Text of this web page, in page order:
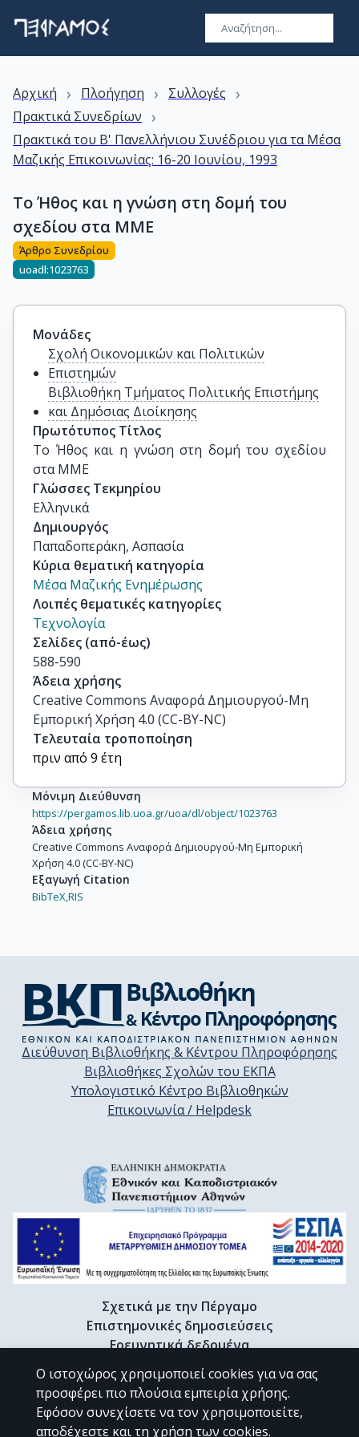
Αρχική › Πλοήγηση › Συλλογές ›
Πρακτικά Συνεδρίων ›
Πρακτικά του Β' Πανελλήνιου Συνέδριου για τα Μέσα
Μαζικής Επικοινωνίας: 16-20 Ιουνίου, 1993
Το Ήθος και η γνώση στη δομή του
σχεδίου στα ΜΜΕ
Άρθρο Συνεδρίου
uoadl:1023763
Μονάδες
Σχολή Οικονομικών και Πολιτικών
Επιστημών
Βιβλιοθήκη Τμήματος Πολιτικής Επιστήμης
και Δημόσιας Διοίκησης
Πρωτότυπος Τίτλος
Το Ήθος και η γνώση στη δομή του σχεδίου
στα ΜΜΕ
Γλώσσες Τεκμηρίου
Ελληνικά
Δημιουργός
Παπαδοπεράκη, Ασπασία
Κύρια θεματική κατηγορία
Μέσα Μαζικής Ενημέρωσης
Λοιπές θεματικές κατηγορίες
Τεχνολογία
Σελίδες (από-έως)
588-590
Άδεια χρήσης
Creative Commons Αναφορά Δημιουργού-Μη
Εμπορική Χρήση 4.0 (CC-BY-NC)
Τελευταία τροποποίηση
πριν από 9 έτη
Μόνιμη Διεύθυνση
https://pergamos.lib.uoa.gr/uoa/dl/object/1023763
Άδεια χρήσης
Creative Commons Αναφορά Δημιουργού-Μη Εμπορική
Χρήση 4.0 (CC-BY-NC)
Εξαγωγή Citation
BibTeX,RIS
Διεύθυνση Βιβλιοθήκης & Κέντρου Πληροφόρησης
Βιβλιοθήκες Σχολών του ΕΚΠΑ
Υπολογιστικό Κέντρο Βιβλιοθηκών
Επικοινωνία / Helpdesk
Σχετικά με την Πέργαμο
Επιστημονικές δημοσιεύσεις
Ερευνητικά δεδομένα
Διδακτορικές διατριβές & Γκρίζα βιβλιογραφία
Προφίλ Ερευνητή
Ο ιστοχώρος χρησιμοποιεί cookies για να σας
προσφέρει πιο πλούσια εμπειρία χρήσης.
Εφόσον συνεχίσετε να τον χρησιμοποιείτε,
αποδέχεστε και τη χρήση των cookies.